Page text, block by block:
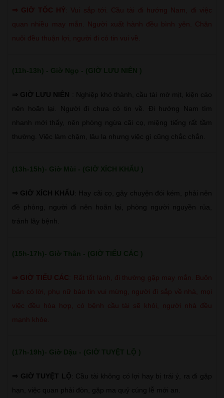
⇒ GIỜ TỐC HỶ
Vui sắp tới. Cầu tài đi hướng Nam, đi việc
quan nhiều may mắn. Người xuất hành đều bình yên. Chăn
nuôi đều thuận lợi, người đi có tin vui về.
(11h-13h) - Giờ Ngọ - (GIỜ LƯU NIÊN )
⇒ GIỜ LƯU NIÊN
: Nghiệp khó thành, cầu tài mờ mịt, kiện cáo
nên hoãn lại. Người đi chưa có tin về. Đi hướng Nam tìm
nhanh mới thấy, nên phòng ngừa cãi cọ, miệng tiếng rất tầm
thường. Việc làm chậm, lâu la nhưng việc gì cũng chắc chắn.
(13h-15h)- Giờ Mùi - (GIỜ XÍCH KHẨU )
⇒ GIỜ XÍCH KHẨU : Hay cãi cọ, gây chuyện đói kém, phải nên
đề phòng, người đi nên hoãn lại, phòng người nguyền rủa,
tránh lây bệnh.
(15h-17h)- Giờ Thân - (GIỜ TIỂU CÁC )
⇒ GIỜ TIỂU CÁC
Rất tốt lành, đi thường gặp may mắn. Buôn
bán có lời, phụ nữ báo tin vui mừng, người đi sắp về nhà, mọi
việc đều hòa hợp, có bệnh cầu tài sẽ khỏi, người nhà đều
mạnh khỏe.
(17h-19h)- Giờ Dậu - (GIỜ TUYỆT LỘ )
⇒ GIỜ TUYỆT LỘ : Cầu tài không có lợi hay bị trái ý, ra đi gặp
hạn, việc quan phải đòn, gặp ma quỷ cúng lễ mới an.